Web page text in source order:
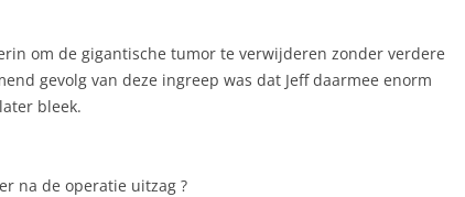
om de gigantische tumor te verwijderen zonder verdere
gevolg van deze ingreep was dat Jeff daarmee enorm
bleek.
na de operatie uitzag ?